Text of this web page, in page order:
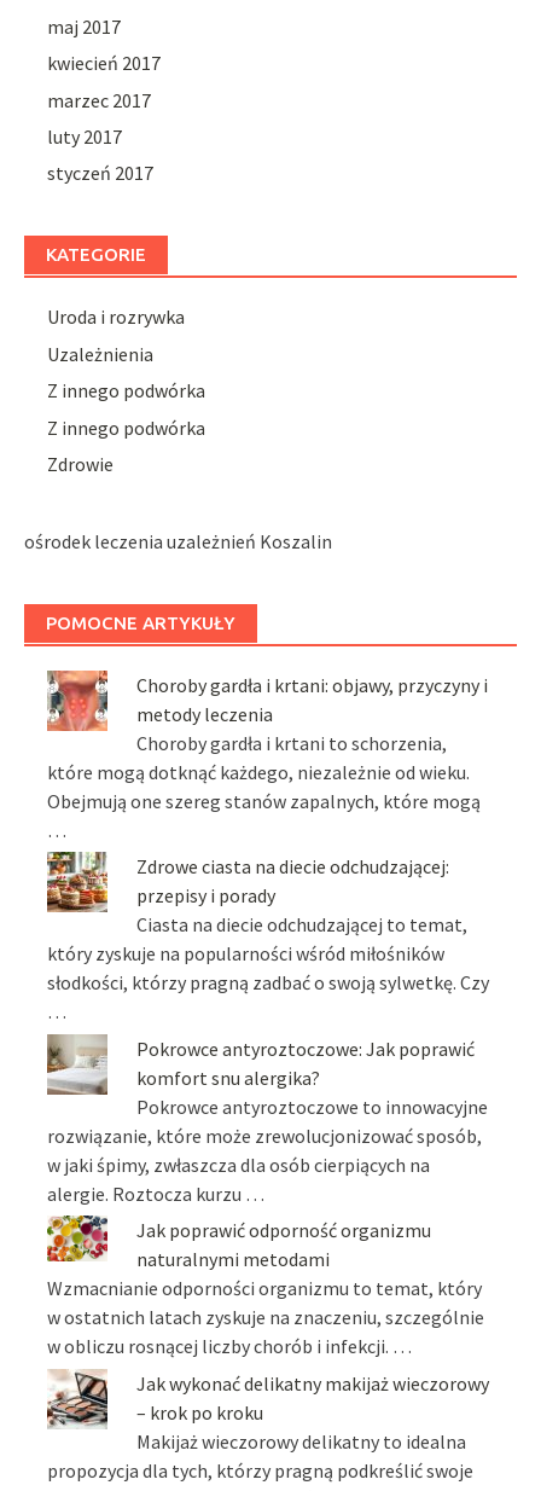
maj 2017
kwiecień 2017
marzec 2017
luty 2017
styczeń 2017
KATEGORIE
Uroda i rozrywka
Uzależnienia
Z innego podwórka
Z innego podwórka
Zdrowie
ośrodek leczenia uzależnień Koszalin
POMOCNE ARTYKUŁY
Choroby gardła i krtani: objawy, przyczyny i
metody leczenia
Choroby gardła i krtani to schorzenia,
które mogą dotknąć każdego, niezależnie od wieku.
Obejmują one szereg stanów zapalnych, które mogą
…
Zdrowe ciasta na diecie odchudzającej:
przepisy i porady
Ciasta na diecie odchudzającej to temat,
który zyskuje na popularności wśród miłośników
słodkości, którzy pragną zadbać o swoją sylwetkę. Czy
…
Pokrowce antyroztoczowe: Jak poprawić
komfort snu alergika?
Pokrowce antyroztoczowe to innowacyjne
rozwiązanie, które może zrewolucjonizować sposób,
w jaki śpimy, zwłaszcza dla osób cierpiących na
alergie. Roztocza kurzu …
Jak poprawić odporność organizmu
naturalnymi metodami
Wzmacnianie odporności organizmu to temat, który
w ostatnich latach zyskuje na znaczeniu, szczególnie
w obliczu rosnącej liczby chorób i infekcji. …
Jak wykonać delikatny makijaż wieczorowy
– krok po kroku
Makijaż wieczorowy delikatny to idealna
propozycja dla tych, którzy pragną podkreślić swoje